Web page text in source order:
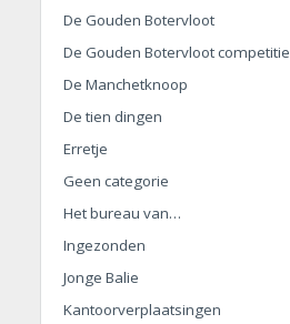
De Gouden Botervloot
De Gouden Botervloot competitie
De Manchetknoop
De tien dingen
Erretje
Geen categorie
Het bureau van…
Ingezonden
Jonge Balie
Kantoorverplaatsingen